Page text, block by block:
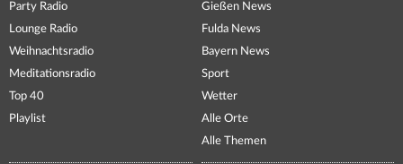
Party Radio
Lounge Radio
Weihnachtsradio
Meditationsradio
Top 40
Playlist
Gießen News
Fulda News
Bayern News
Sport
Wetter
Alle Orte
Alle Themen